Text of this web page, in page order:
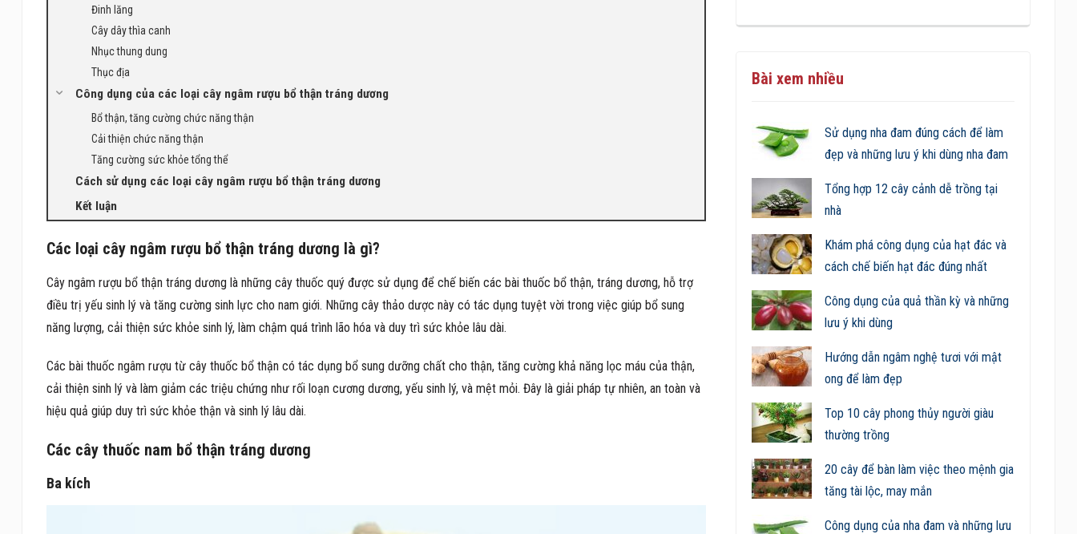
Đinh lăng
Cây dây thìa canh
Nhục thung dung
Thục địa
Công dụng của các loại cây ngâm rượu bổ thận tráng dương
Bổ thận, tăng cường chức năng thận
Cải thiện chức năng thận
Tăng cường sức khỏe tổng thể
Cách sử dụng các loại cây ngâm rượu bổ thận tráng dương
Kết luận
Các loại cây ngâm rượu bổ thận tráng dương là gì?
Cây ngâm rượu bổ thận tráng dương là những cây thuốc quý được sử dụng để chế biến các bài thuốc bổ thận, tráng dương, hỗ trợ
điều trị yếu sinh lý và tăng cường sinh lực cho nam giới. Những cây thảo dược này có tác dụng tuyệt vời trong việc giúp bổ sung
năng lượng, cải thiện sức khỏe sinh lý, làm chậm quá trình lão hóa và duy trì sức khỏe lâu dài.
Các bài thuốc ngâm rượu từ cây thuốc bổ thận có tác dụng bổ sung dưỡng chất cho thận, tăng cường khả năng lọc máu của thận,
cải thiện sinh lý và làm giảm các triệu chứng như rối loạn cương dương, yếu sinh lý, và mệt mỏi. Đây là giải pháp tự nhiên, an toàn và
hiệu quả giúp duy trì sức khỏe thận và sinh lý lâu dài.
Các cây thuốc nam bổ thận tráng dương
Ba kích
Bài xem nhiều
Sử dụng nha đam đúng cách để làm
đẹp và những lưu ý khi dùng nha đam
Tổng hợp 12 cây cảnh dễ trồng tại
nhà
Khám phá công dụng của hạt đác và
cách chế biến hạt đác đúng nhất
Công dụng của quả thần kỳ và những
lưu ý khi dùng
Hướng dẫn ngâm nghệ tươi với mật
ong để làm đẹp
Top 10 cây phong thủy người giàu
thường trồng
20 cây để bàn làm việc theo mệnh gia
tăng tài lộc, may mắn
Công dụng của nha đam và những lưu